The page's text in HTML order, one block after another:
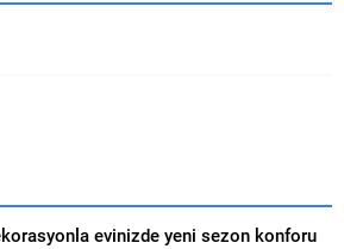
evinizde yeni sezon konforu